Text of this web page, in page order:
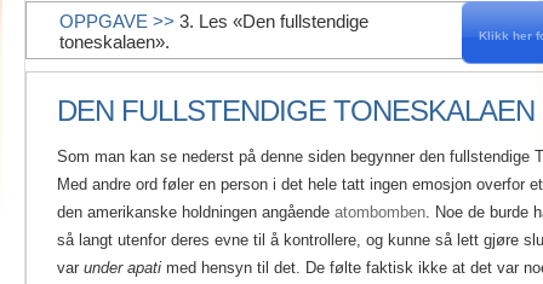
Klikk her
OPPGAVE >> 3. Les «Den fullstendige
toneskalaen».
DEN FULLSTENDIGE TONESKALAEN
Som man kan se nederst på denne siden begynner den fullstendige
Med andre ord føler en person i det hele tatt ingen emosjon overfor
den amerikanske holdningen angående atombomben
Noe de burde
så langt utenfor deres evne til å kontrollere, og kunne så lett gjøre
var under apati med hensyn til det. De følte faktisk ikke at det var